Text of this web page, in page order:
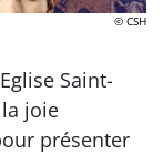
© CSH
Saint-
joie
présenter